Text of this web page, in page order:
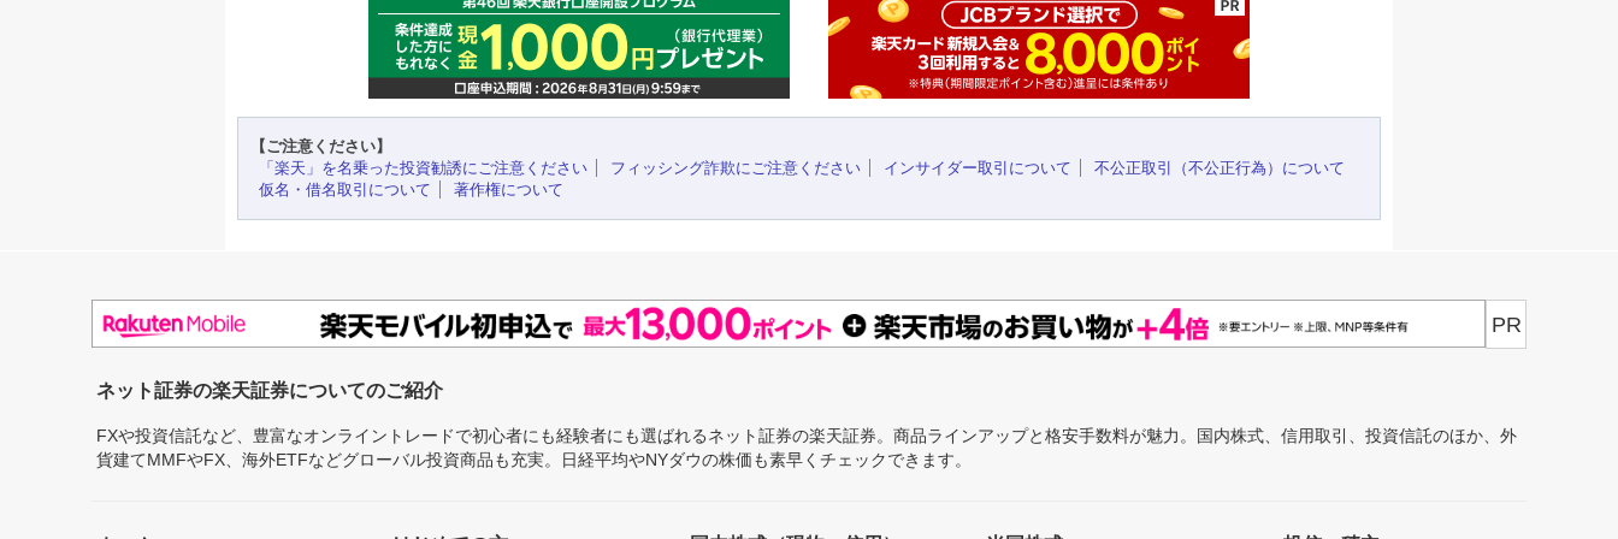
【ご注意ください】
「楽天」を名乗った投資勧誘にご注意ください
フィッシング詐欺にご注意ください インサイダー取引について
不公正取引（不公正行為）について
仮名・借名取引について
著作権について
PR
ネット証券の楽天証券についてのご紹介
FXや投資信託など、豊富なオンライントレードで初心者にも経験者にも選ばれるネット証券の楽天証券。商品ラインアップと格安手数料が魅力。国内株式、信用取引、投資信託のほか、外
貨建てMMFやFX、海外ETFなどグローバル投資商品も充実。日経平均やNYダウの株価も素早くチェックできます。